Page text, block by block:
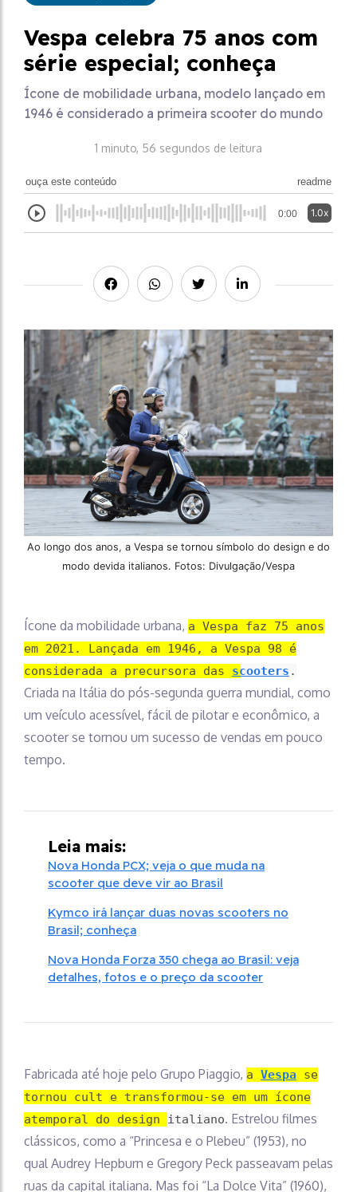
Vespa celebra 75 anos com
série especial; conheça
Ícone de mobilidade urbana, modelo lançado em
1946 é considerado a primeira scooter do mundo
1 minuto, 56 segundos de leitura
ouça este conteúdo readme
0:00 1.0x
Ao longo dos anos, a Vespa se tornou símbolo do design e do
modo devida italianos. Fotos: Divulgação/Vespa
Ícone da mobilidade urbana, a Vespa faz 75 anos
em 2021. Lançada em 1946, a Vespa 98 é
considerada a precursora das scooters .
Criada na Itália do pós-segunda guerra mundial, como
um veículo acessível, fácil de pilotar e econômico, a
scooter se tornou um sucesso de vendas em pouco
tempo.
Leia mais:
Nova Honda PCX; veja o que muda na
scooter que deve vir ao Brasil
Kymco irá lançar duas novas scooters no
Brasil; conheça
Nova Honda Forza 350 chega ao Brasil: veja
detalhes, fotos e o preço da scooter
Fabricada até hoje pelo Grupo Piaggio, a Vespa se
tornou cult e transformou-se em um ícone
atemporal do design italiano. Estrelou filmes
clássicos, como a “Princesa e o Plebeu” (1953), no
qual Audrey Hepburn e Gregory Peck passeavam pelas
ruas da capital italiana. Mas foi “La Dolce Vita” (1960),